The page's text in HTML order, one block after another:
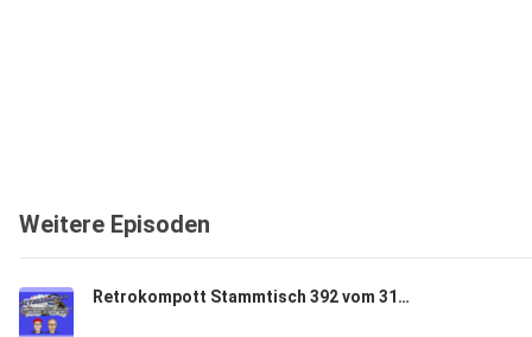
Weitere Episoden
Retrokompott Stammtisch 392 vom 31.07.2026 (Preview)